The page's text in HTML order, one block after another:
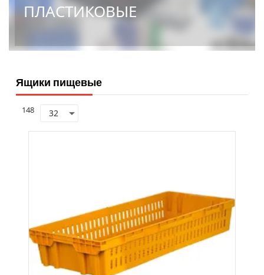
ПЛАСТИКОВЫЕ
Ящики пищевые
148